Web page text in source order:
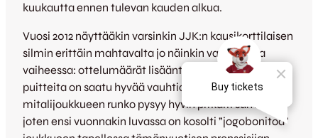
kuukautta ennen tulevan kauden alkua.
Vuosi 2012 näyttääkin varsinkin JJK:n kausikorttilaisen
silmin erittäin mahtavalta jo näinkin varhaisessa
vaiheessa: ottelumäärät lisääntyvät ja kotistadionin
puitteita on saatu hyvää vauhtia eteenpäin. Lisäksi
mitalijoukkueen runko pysyy hyvin pitkälti samana,
joten ensi vuonnakin luvassa on kosolti ”jogobonitoa”